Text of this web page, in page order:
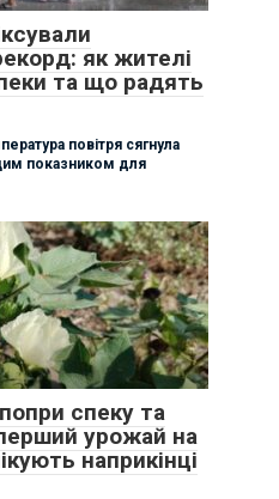
як жителі
та що радять
повітря сягнула
показником для
спеку та
урожай на
наприкінці